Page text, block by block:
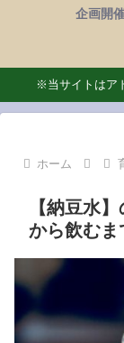
企画開
※当サイトはア
ホーム
【納豆水
から飲むま